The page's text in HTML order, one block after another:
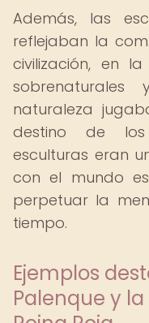
Además, las
reflejaban la
civilización, en
naturaleza
destino de los
esculturas eran
con el mundo
perpetuar la
tiempo.
Ejemplos
Palenque y